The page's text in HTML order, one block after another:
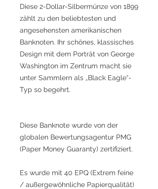
Diese 2-Dollar-Silbermünze von 1899
zählt zu den beliebtesten und
angesehensten amerikanischen
Banknoten. Ihr schönes, klassisches
Design mit dem Porträt von George
Washington im Zentrum macht sie
unter Sammlern als „Black Eagle“-
Typ so begehrt.
Diese Banknote wurde von der
globalen Bewertungsagentur PMG
(Paper Money Guaranty) zertifiziert.
Es wurde mit 40 EPQ (Extrem feine
/ außergewöhnliche Papierqualität)